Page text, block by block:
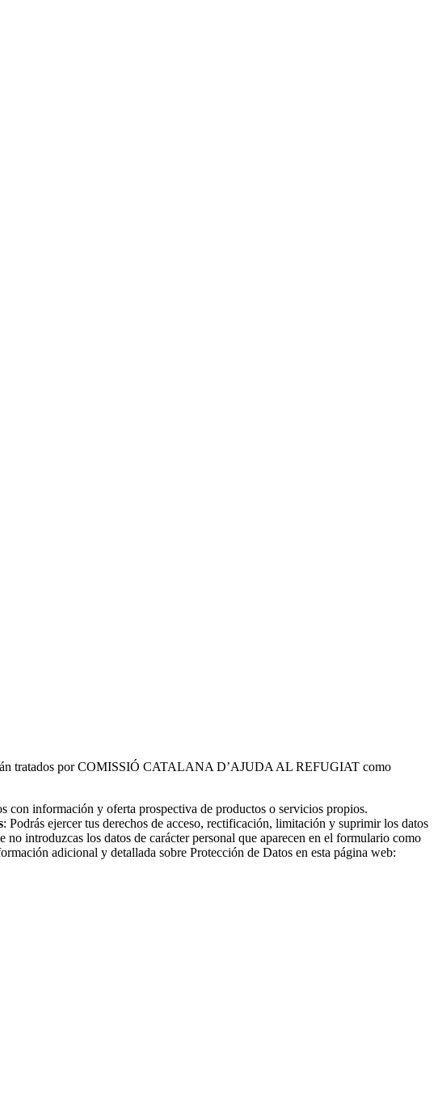
tratados por COMISSIÓ CATALANA D’AJUDA AL REFUGIAT como
con información y oferta prospectiva de productos o servicios propios.
: Podrás ejercer tus derechos de acceso, rectificación, limitación y suprimir los datos
introduzcas los datos de carácter personal que aparecen en el formulario como
adicional y detallada sobre Protección de Datos en esta página web: